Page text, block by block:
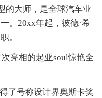
的大师，是全球汽车业
。20xx年起，彼德·希
。
亮相的起亚soul惊艳全
了号称设计界奥斯卡奖